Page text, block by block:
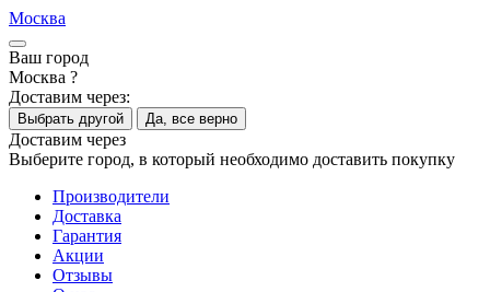
Москва
Ваш город
Москва ?
Доставим через:
Выбрать другой Да, все верно
Доставим через
Выберите город, в который необходимо доставить покупку
Производители
Доставка
Гарантия
Акции
Отзывы